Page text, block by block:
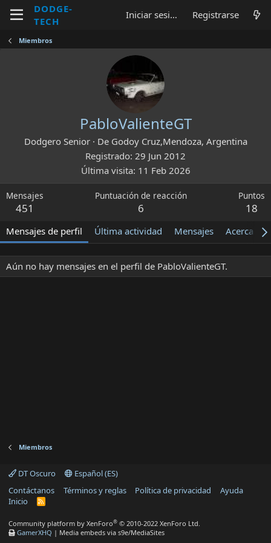
DODGE-
TECH
Iniciar sesión Registrarse
Miembros
PabloValienteGT
Dodgero Senior · De Godoy Cruz,Mendoza, Argentina
Registrado 29 Jun 2012
Última visita 11 Feb 2026
Mensajes
451
Puntuación de reacción
6
Puntos
18
Mensajes de perfil Última actividad Mensajes Acerca de
Aún no hay mensajes en el perfil de PabloValienteGT.
Miembros
DT Oscuro
Español (ES)
Contáctanos
Términos y reglas Política de privacidad
Ayuda
Inicio
R
Community platform by XenForo® © 2010-2022 XenForo Ltd.
GamerXHQ | Media embeds via s9e/MediaSites